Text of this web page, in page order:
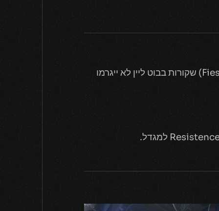
ראיוט החליטו לאזן ולהאט קצת את המשחק, מטרת השינויים הללו- לגרום לכך שהפיאסטות (Fiesta) שקורות בבוט ליין לא ייגרמו